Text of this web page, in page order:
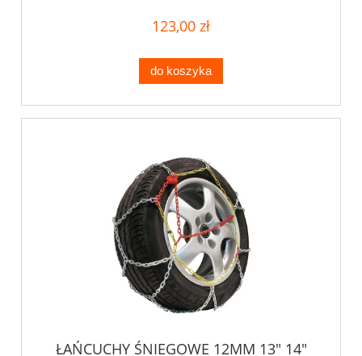
123,00 zł
do koszyka
ŁAŃCUCHY ŚNIEGOWE 12MM 13" 14"